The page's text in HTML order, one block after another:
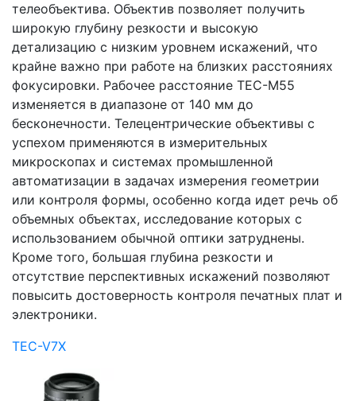
телеобъектива. Объектив позволяет получить
широкую глубину резкости и высокую
детализацию с низким уровнем искажений, что
крайне важно при работе на близких расстояниях
фокусировки. Рабочее расстояние TEC-M55
изменяется в диапазоне от 140 мм до
бесконечности. Телецентрические объективы с
успехом применяются в измерительных
микроскопах и системах промышленной
автоматизации в задачах измерения геометрии
или контроля формы, особенно когда идет речь об
объемных объектах, исследование которых с
использованием обычной оптики затруднены.
Кроме того, большая глубина резкости и
отсутствие перспективных искажений позволяют
повысить достоверность контроля печатных плат и
электроники.
TEC-V7X